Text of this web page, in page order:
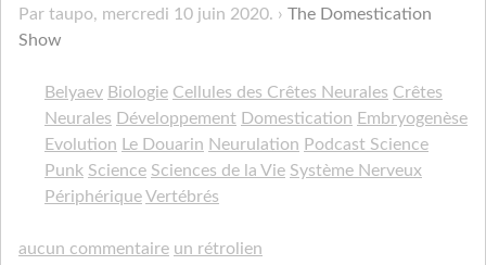
Par taupo, mercredi 10 juin 2020.
The Domestication
Show
Belyaev Biologie Cellules des Crêtes Neurales Crêtes
Neurales Développement Domestication Embryogenèse
Evolution Le Douarin Neurulation Podcast Science
Punk Science Sciences de la Vie Système Nerveux
PériphériqueVertébrés
aucun commentaire un rétrolien